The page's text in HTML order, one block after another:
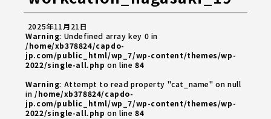
2025年11月21日
Warning: Undefined array key 0 in
/home/xb378824/capdo-
jp.com/public_html/wp_7/wp-content/themes/wp-
2022/single-all.php on line84
Warning: Attempt to read property "cat_name" on null
in/home/xb378824/capdo-
jp.com/public_html/wp_7/wp-content/themes/wp-
2022/single-all.php on line84